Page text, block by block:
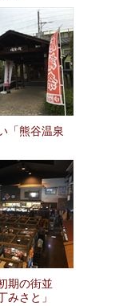
「熊谷温泉
期の街並
みさと」